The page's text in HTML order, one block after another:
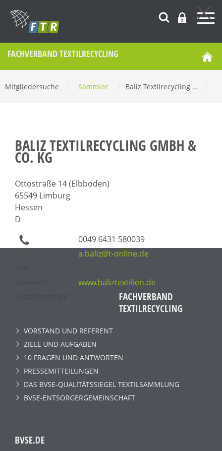
FACHVERBAND TEXTILRECYCLING
Mitgliedersuche Sammler Baliz Textilrecycling …
BALIZ TEXTILRECYCLING GMBH &
CO. KG
Ottostraße 14 (Elbboden)
65549 Limburg
Hessen
D
0049 6431 580039
a.baliz@t-online.de
www.baliztextilien.de
FACHVERBAND
TEXTILRECYCLING
VORSTAND UND REFERENT
ZIELE UND AUFGABEN
10 FRAGEN UND ANTWORTEN
PRESSEMITTEILUNGEN
DAS BVSE-QUALITÄTSSIEGEL TEXTILSAMMLUNG
BVSE-ENTSORGERGEMEINSCHAFT
BVSE.DE